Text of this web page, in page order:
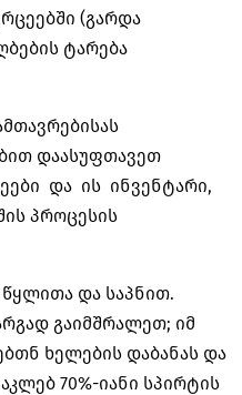
(გარდა
ტარება
დაასუფთავეთ
და ის ინვენტარი,
პროცესის
და საპნით.
გაიმშრალეთ; იმ
ხელების დაბანას და
70%-იანი სპირტის